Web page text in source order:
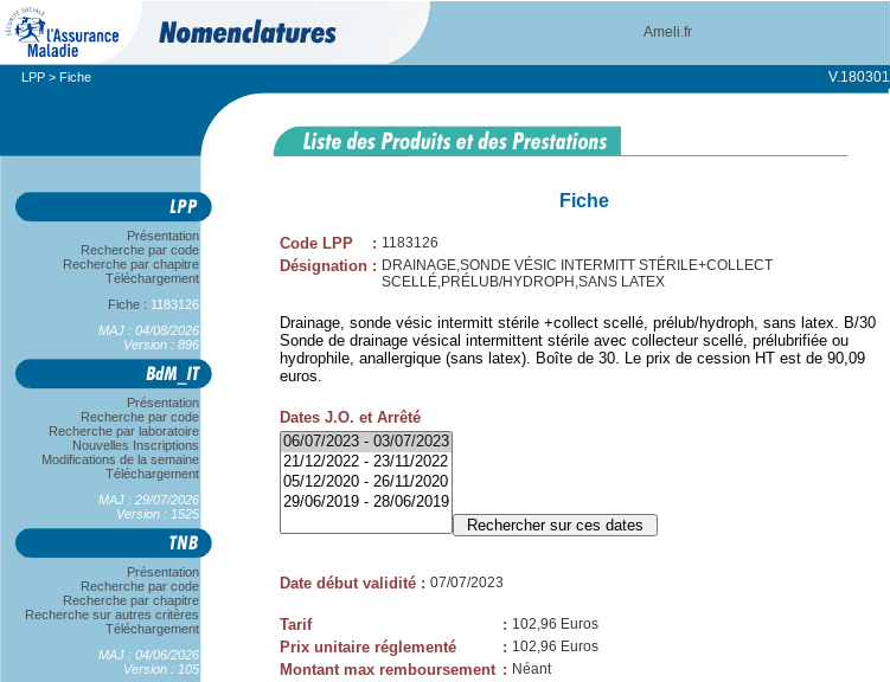
Ameli.fr
LPP > Fiche V.180301
Présentation
Recherche par code
Recherche par chapitre
Téléchargement
Fiche : 1183126
MAJ : 04/08/2026
Version : 896
Présentation
Recherche par code
Recherche par laboratoire
Nouvelles Inscriptions
Modifications de la semaine
Téléchargement
MAJ : 29/07/2026
Version : 1525
Présentation
Recherche par code
Recherche par chapitre
Recherche sur autres critères
Téléchargement
MAJ : 04/06/2026
Version : 105
Fiche
Code LPP : 1183126
Désignation : DRAINAGE,SONDE VÉSIC INTERMITT STÉRILE+COLLECT
SCELLÉ,PRÉLUB/HYDROPH,SANS LATEX
Drainage, sonde vésic intermitt stérile +collect scellé, prélub/hydroph, sans latex. B/30
Sonde de drainage vésical intermittent stérile avec collecteur scellé, prélubrifiée ou
hydrophile, anallergique (sans latex). Boîte de 30. Le prix de cession HT est de 90,09
euros.
Dates J.O. et Arrêté
Date début validité : 07/07/2023
Tarif : 102,96 Euros
Prix unitaire réglementé : 102,96 Euros
Montant max remboursement : Néant